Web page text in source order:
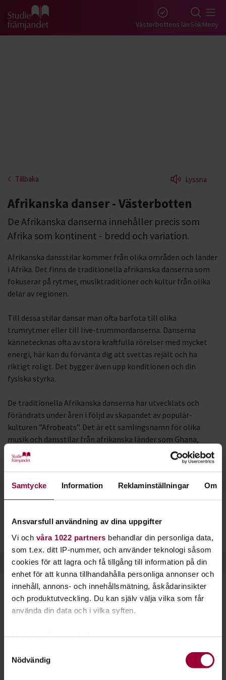
Samtycke Information Reklaminställningar Om
Ansvarsfull användning av dina uppgifter
Vi och våra 1022 partners behandlar din personliga data,
som t.ex. ditt IP-nummer, och använder teknologi såsom
cookies för att lagra och få tillgång till information på din
enhet för att kunna tillhandahålla personliga annonser och
innehåll, annons- och innehållsmätning, åskådarinsikter
och produktutveckling. Du kan själv välja vilka som får
använda din data och i vilka syften.
som kan ha en noggrannhet på upp till flera meter
Nödvändig
Gå till studiefrämjandets startsida Västerbottens länSökMeny
Tillbaka Lyssna
Afrikanska danser - Västerbotten
De Afrikanska danserna innehåller precis som
Afrika som kontinent - bredd och variation.
Afrikanska dansstilar kommer från olika områden och länder
i Afrika. Det finns de traditionella afrikanska danserna som
fokuserar på rytmer, musiktraditioner och kultur från olika
delar av regionen.
Till dessa stilar dansar man ofta barfota till olika
trumrytmer eller till live-trummordanserna. Danserna
kännetecknas ofta av stora kraftfulla rörelser med mycket
energi, här kan du förvänta dig att svettas rejält och ha
riktigt roligt. Det bygger även upp konditionen och din
fysiska styrka.
De traditionella Afrikanska danserna har utvecklats och
förändrats under åren i följd av skapandet av populär-
kulturen ”Afrobeats”. Det är ett samlingsnamn för olika
musik och dansstilar från afrikanska länder som Ghana,
Nigeria och Sydafrika.
på grund av dess moderna musik och danstrender, steg och
koreografier som får vem som helst att bli danssugen!
En dansklass iAfrobeatsär ofta uppbyggd på uppvärmning,
steg och koreografi till medryckandeAfrobeats-musik.
Starta en studiecirkel!
Läs mer om att starta studiecirkel